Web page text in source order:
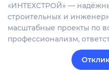
«ИНТЕХСТРОЙ» —
строительных и
масштабные проекты по
профессионализм,